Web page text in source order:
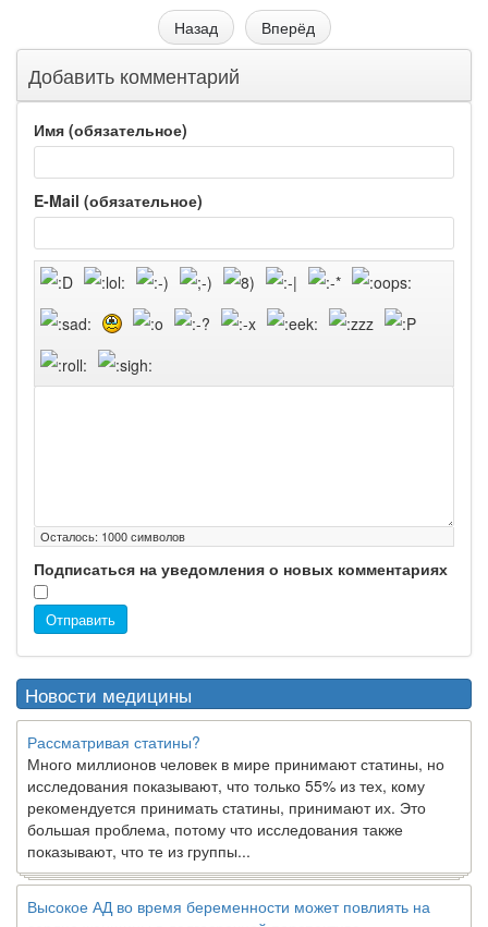
Назад
Вперёд
Добавить комментарий
Имя (обязательное)
E-Mail (обязательное)
Осталось: 1000символов
Подписаться на уведомления о новых комментариях
Отправить
Новости медицины
Рассматривая статины?
Много миллионов человек в мире принимают статины, но
исследования показывают, что только 55% из тех, кому
рекомендуется принимать статины, принимают их. Это
большая проблема, потому что исследования также
показывают, что те из группы...
Высокое АД во время беременности может повлиять на